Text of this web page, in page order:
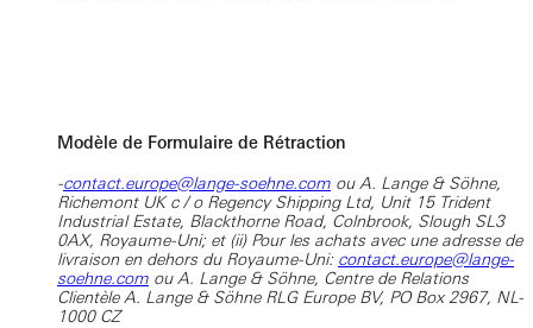
Modèle de Formulaire de Rétraction
-contact.europe@lange-soehne.com ou A. Lange & Söhne,
Richemont UK c / o Regency Shipping Ltd, Unit 15 Trident
Industrial Estate, Blackthorne Road, Colnbrook, Slough SL3
0AX, Royaume-Uni; et (ii) Pour les achats avec une adresse de
livraison en dehors du Royaume-Uni: contact.europe@lange-
soehne.com ou A. Lange & Söhne, Centre de Relations
Clientèle A. Lange & Söhne RLG Europe BV, PO Box 2967, NL-
1000 CZ